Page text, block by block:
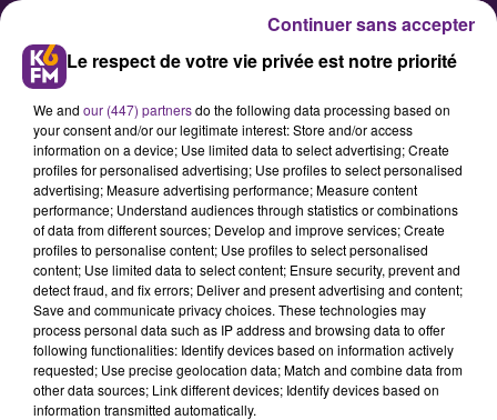
La Poste recrute en Côte d’Or
La direction de la Poste nous a
informé ce mercredi qu’elle
recrutera 44 nouveaux facteurs en
2019 dans le département.
Le respect de votre vie privée est notre priorité
We and our (447) partnersdo the following data processing based on
your consent and/or our legitimate interest: Store and/or access
information on a device; Use limited data to select advertising; Create
profiles for personalised advertising; Use profiles to select personalised
advertising; Measure advertising performance; Measure content
performance; Understand audiences through statistics or combinations
of data from different sources; Develop and improve services; Create
profiles to personalise content; Use profiles to select personalised
content; Use limited data to select content; Ensure security, prevent and
detect fraud, and fix errors; Deliver and present advertising and content;
Save and communicate privacy choices. These technologies may
process personal data such as IP address and browsing data to offer
following functionalities: Identify devices based on information actively
requested; Use precise geolocation data; Match and combine data from
other data sources; Link different devices; Identify devices based on
information transmitted automatically.
Continuer sans accepter